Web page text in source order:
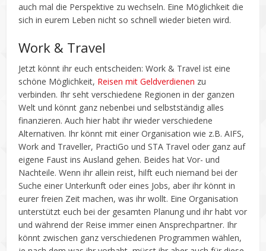
auch mal die Perspektive zu wechseln. Eine Möglichkeit die
sich in eurem Leben nicht so schnell wieder bieten wird.
Work & Travel
Jetzt könnt ihr euch entscheiden: Work & Travel ist eine
schöne Möglichkeit, Reisen mit Geldverdienen zu
verbinden. Ihr seht verschiedene Regionen in der ganzen
Welt und könnt ganz nebenbei und selbstständig alles
finanzieren. Auch hier habt ihr wieder verschiedene
Alternativen. Ihr könnt mit einer Organisation wie z.B. AIFS,
Work and Traveller, PractiGo und STA Travel oder ganz auf
eigene Faust ins Ausland gehen. Beides hat Vor- und
Nachteile. Wenn ihr allein reist, hilft euch niemand bei der
Suche einer Unterkunft oder eines Jobs, aber ihr könnt in
eurer freien Zeit machen, was ihr wollt. Eine Organisation
unterstützt euch bei der gesamten Planung und ihr habt vor
und während der Reise immer einen Ansprechpartner. Ihr
könnt zwischen ganz verschiedenen Programmen wählen,